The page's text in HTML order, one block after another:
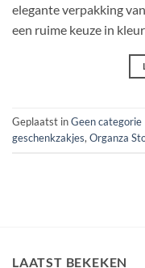
elegante verpakking
een ruime keuze in
Geplaatst inGeen categorie
geschenkzakjes, Organza
LAATST BEKEKEN